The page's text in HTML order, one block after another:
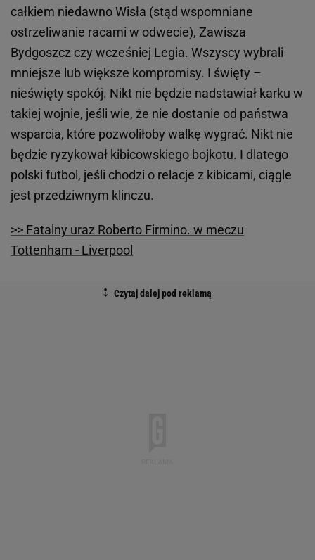
całkiem niedawno Wisła (stąd wspomniane
ostrzeliwanie racami w odwecie), Zawisza
Bydgoszcz czy wcześniej Legia. Wszyscy wybrali
mniejsze lub większe kompromisy. I święty –
nieświęty spokój. Nikt nie będzie nadstawiał karku w
takiej wojnie, jeśli wie, że nie dostanie od państwa
wsparcia, które pozwoliłoby walkę wygrać. Nikt nie
będzie ryzykował kibicowskiego bojkotu. I dlatego
polski futbol, jeśli chodzi o relacje z kibicami, ciągle
jest przedziwnym klinczu.
>> Fatalny uraz Roberto Firmino. w meczu
Tottenham - Liverpool